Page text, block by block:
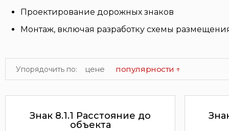
Проектирование дорожных знаков
Монтаж, включая разработку схемы
Упорядочить по: цене популярности ↑
Знак 8.1.1 Расстояние до
объекта